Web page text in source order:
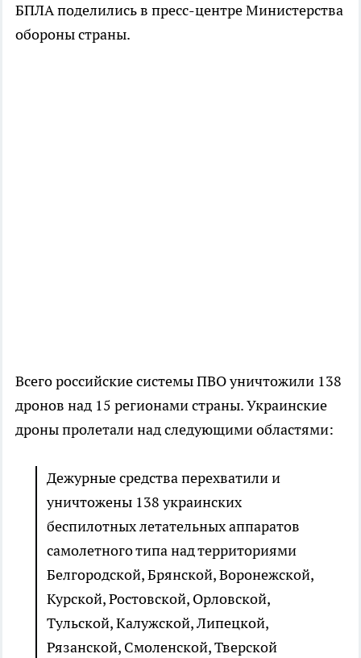
БПЛА поделились в пресс-центре Министерства
обороны страны.
Всего российские системы ПВО уничтожили 138
дронов над 15 регионами страны. Украинские
дроны пролетали над следующими областями:
Дежурные средства перехватили и
уничтожены 138 украинских
беспилотных летательных аппаратов
самолетного типа над территориями
Белгородской, Брянской, Воронежской,
Курской, Ростовской, Орловской,
Тульской, Калужской, Липецкой,
Рязанской, Смоленской, Тверской